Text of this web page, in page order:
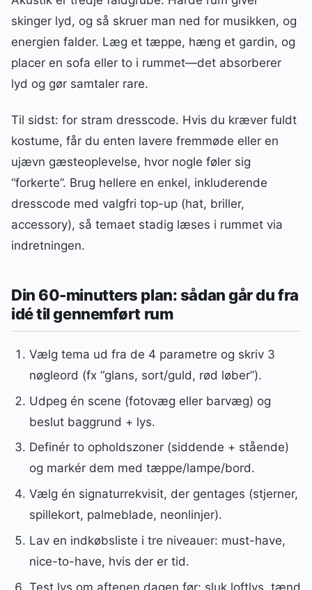
skinger lyd, og så skruer man ned for musikken, og
energien falder. Læg et tæppe, hæng et gardin, og
placer en sofa eller to i rummet—det absorberer
lyd og gør samtaler rare.
Til sidst: for stram dresscode. Hvis du kræver fuldt
kostume, får du enten lavere fremmøde eller en
ujævn gæsteoplevelse, hvor nogle føler sig
“forkerte”. Brug hellere en enkel, inkluderende
dresscode med valgfri top-up (hat, briller,
accessory), så temaet stadig læses i rummet via
indretningen.
Din 60-minutters plan: sådan går du fra
idé til gennemført rum
Vælg tema ud fra de 4 parametre og skriv 3
nøgleord (fx “glans, sort/guld, rød løber”).
Udpeg én scene (fotovæg eller barvæg) og
beslut baggrund + lys.
Definér to opholdszoner (siddende + stående)
og markér dem med tæppe/lampe/bord.
Vælg én signaturrekvisit, der gentages (stjerner,
spillekort, palmeblade, neonlinjer).
Lav en indkøbsliste i tre niveauer: must-have,
nice-to-have, hvis der er tid.
Test lys om aftenen dagen før: sluk loftlys, tænd